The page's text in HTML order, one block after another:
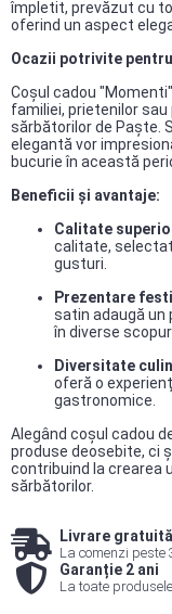
împletit, prevăzut cu
oferind un aspect
Ocazii potrivite
Coșul cadou
familiei, prietenilor
sărbătorilor de Paște.
elegantă vor
bucurie în această
Beneficii și avantaje:
Calitate
calitate,
gusturi.
Prezentare
satin adaugă un
în diverse
Diversitate
oferă o
gastronomice.​
Alegând coșul cadou
produse deosebite, ci
contribuind la crearea
sărbătorilor.
Livrare gratuită
La comenzi peste
Garanție 2 ani
La toate